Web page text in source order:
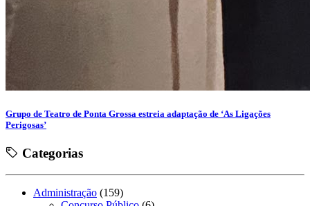
Grupo de Teatro de Ponta Grossa estreia adaptação de ‘As Ligações
Perigosas’
Categorias
Administração (159)